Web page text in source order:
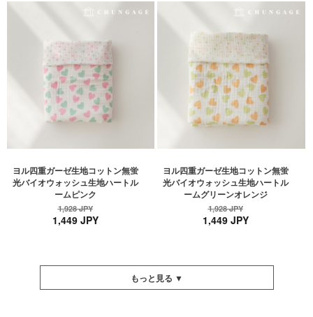
ヨル四重ガーゼ生地コットン無蛍
光バイオウォッシュ生地ハートル
ームピンク
1,928 JPY
1,449 JPY
ヨル四重ガーゼ生地コットン無蛍
光バイオウォッシュ生地ハートル
ームグリーンオレンジ
1,928 JPY
1,449 JPY
もっと見る ▼